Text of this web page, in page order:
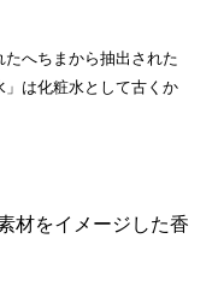
へちまから抽出された
は化粧水として古くか
材をイメージした香